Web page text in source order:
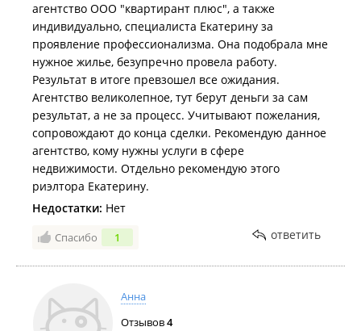
агентство ООО "квартирант плюс", а также
индивидуально, специалиста Екатерину за
проявление профессионализма. Она подобрала мне
нужное жилье, безупречно провела работу.
Результат в итоге превзошел все ожидания.
Агентство великолепное, тут берут деньги за сам
результат, а не за процесс. Учитывают пожелания,
сопровождают до конца сделки. Рекомендую данное
агентство, кому нужны услуги в сфере
недвижимости. Отдельно рекомендую этого
риэлтора Екатерину.
Недостатки: Нет
Спасибо 1 ответить
Анна
Отзывов4